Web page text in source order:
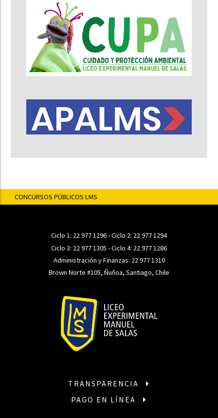
CONCURSOS PÚBLICOS LMS
Ciclo 1: 22 977 1296- Ciclo 2: 22 977 1294
Ciclo 3: 22 977 1305 - Ciclo 4: 22 977 1286
Administración y Finanzas: 22 977 1310
Brown Norte #105, Ñuñoa, Santiago, Chile
TRANSPARENCIA
PAGO EN LÍNEA